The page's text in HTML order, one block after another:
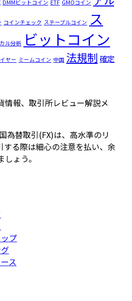
DMMビットコイン ETF GMOコイン
コインチェック ステーブルコイン ス
ル分析 ビットコイン
ヤー ミームコイン 中国 法規制 確定
情報、取引所レビュー解説メ
為替取引(FX)は、高水準のリ
する際は細心の注意を払い、余
ょう。
プ
ス